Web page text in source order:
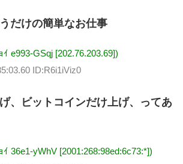
だけの簡単なお仕事
ｲ e993-GSqj [202.76.203.69])
ID:R6i1iViz0
、ビットコインだけ上げ、ってあ
ｲ 36e1-yWhV [2001:268:98ed:6c73:*])